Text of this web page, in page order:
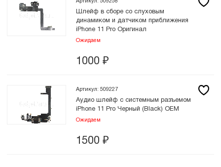
Артикул: 509258
Шлейф в сборе cо слуховым
динамиком и датчиком приближения
iPhone 11 Pro Оригинал
Ожидаем
1000 ₽
Артикул: 509227
Аудио шлейф с системным разъемом
iPhone 11 Pro Черный (Black) OEM
Ожидаем
1500 ₽